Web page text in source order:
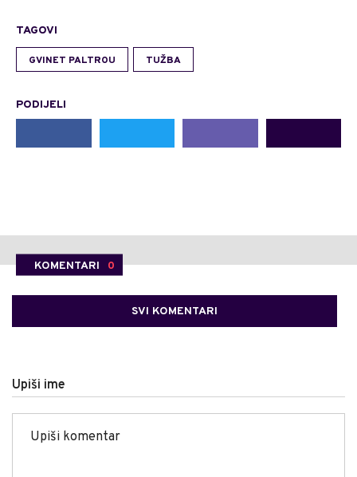
TAGOVI
GVINET PALTROU TUŽBA
PODIJELI
KOMENTARI 0
SVI KOMENTARI
Upiši ime